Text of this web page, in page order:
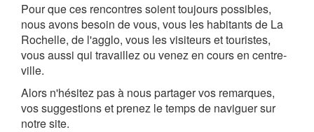
Pour que ces rencontres soient toujours possibles,
nous avons besoin de vous, vous les habitants de La
Rochelle, de l'agglo, vous les visiteurs et touristes,
vous aussi qui travaillez ou venez en cours en centre-
ville.
Alors n'hésitez pas à nous partager vos remarques,
vos suggestions et prenez le temps de naviguer sur
notre site.